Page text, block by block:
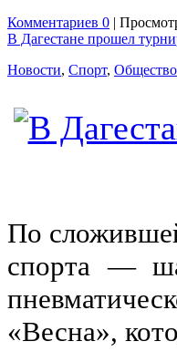
Комментариев 0 |
В Дагестане прошел
Новости, Спорт, Общество
По
спорта —
«Весна»,